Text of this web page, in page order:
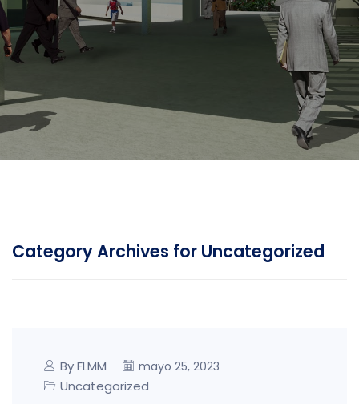
Category Archives for Uncategorized
By FLMM mayo 25, 2023
Uncategorized